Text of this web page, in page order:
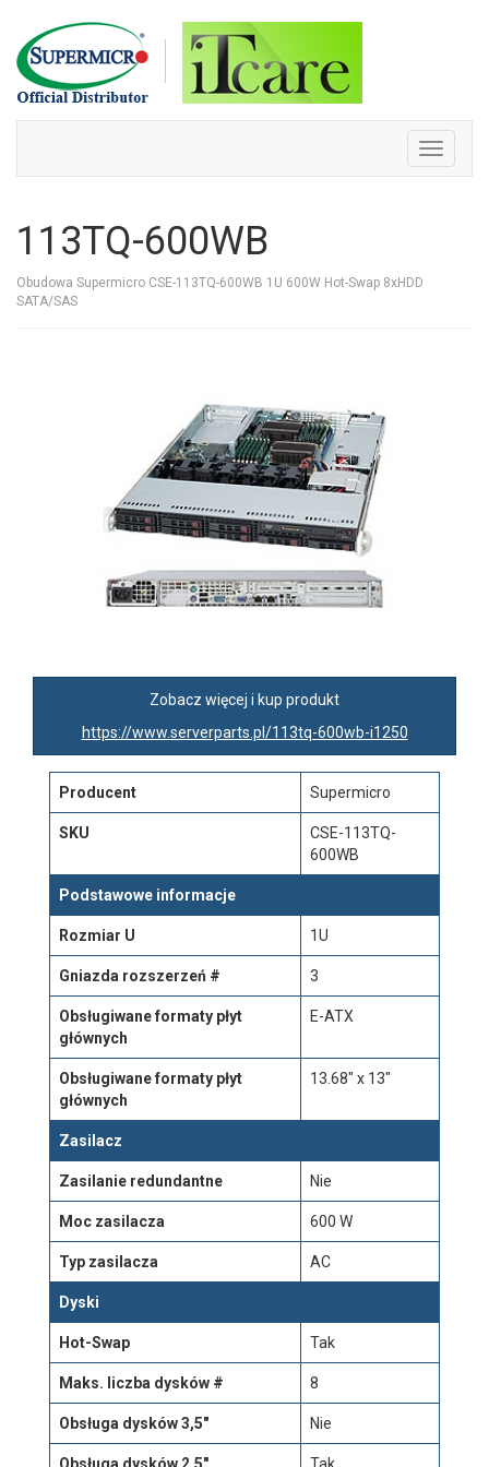
Skip
to
content
Toggle
113TQ-600WB
Obudowa Supermicro CSE-113TQ-600WB 1U 600W Hot-Swap 8xHDD
SATA/SAS
Zobacz więcej i kup produkt
https://www.serverparts.pl/113tq-600wb-i1250
Producent Supermicro
SKU
CSE-113TQ-
600WB
Podstawowe informacje
Rozmiar U 1U
Gniazda rozszerzeń # 3
Obsługiwane formaty płyt
głównych
E-ATX
Obsługiwane formaty płyt
głównych
13.68" x 13"
Zasilacz
Zasilanie redundantne Nie
Moc zasilacza 600 W
Typ zasilacza AC
Dyski
Hot-Swap Tak
Maks. liczba dysków # 8
Obsługa dysków 3,5" Nie